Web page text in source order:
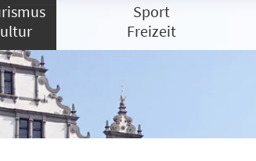
Sport
Freizeit